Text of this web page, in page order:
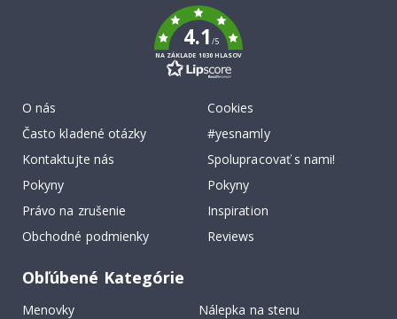
4.1/5
NA ZÁKLADE 1030 HLASOV
O nás
Často kladené otázky
Kontaktujte nás
Pokyny
Právo na zrušenie
Obchodné podmienky
Cookies
#yesnamly
Spolupracovať s nami!
Pokyny
Inspiration
Reviews
Obľúbené Kategórie
Menovky
Nálepka na stenu